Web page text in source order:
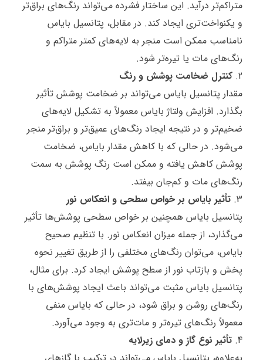
متراکم‌تر درآید. این ساختار فشرده می‌تواند رنگ‌های براق‌تر
و یکنواخت‌تری ایجاد کند. در مقابل، پتانسیل بایاس
نامناسب ممکن است منجر به لایه‌های کمتر متراکم و
رنگ‌های مات یا تیره‌تر شود.
کنترل ضخامت پوشش و رنگ
مقدار پتانسیل بایاس می‌تواند بر ضخامت پوشش تأثیر
بگذارد. افزایش ولتاژ بایاس معمولاً به تشکیل لایه‌های
ضخیم‌تر و در نتیجه ایجاد رنگ‌های عمیق‌تر و براق‌تر منجر
می‌شود. در حالی که با کاهش مقدار بایاس، ضخامت
پوشش کاهش یافته و ممکن است رنگ پوشش به سمت
رنگ‌های مات و کم‌جان بیفتد.
تأثیر بایاس بر خواص سطحی و انعکاس نور
پتانسیل بایاس همچنین بر خواص سطحی پوشش‌ها تأثیر
می‌گذارد، از جمله میزان انعکاس نور. با تنظیم صحیح
بایاس، می‌توان رنگ‌های مختلفی را از طریق تغییر نحوه
پخش و بازتاب نور از سطح پوشش ایجاد کرد. برای مثال،
پتانسیل بایاس مثبت می‌تواند باعث ایجاد پوشش‌های با
رنگ‌های روشن و براق شود، در حالی که بایاس منفی
معمولاً رنگ‌های تیره‌تر و مات‌تری به وجود می‌آورد.
تأثیر نوع گاز و دمای زیرلایه